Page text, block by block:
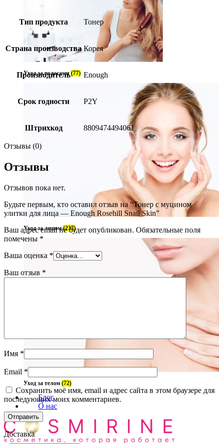
Уход за волосами (77)
Уход за лицом(237)
Уход за телом (72)
Блог
О нас
Тип продукта Тонер
Страна производства Корея
Производитель Enough
Срок годности P2Y
Штрихкод 8809474494061
Отзывы (0)
Отзывы
Отзывов пока нет.
Будьте первым, кто оставил отзыв на “Тонер с муцином
улитки для лица — Enough Rosehill Snail Skin”
Ваш адрес email не будет опубликован. Обязательные поля
помечены *
Ваша оценка *
Ваш отзыв *
Имя *
Email *
Сохранить моё имя, email и адрес сайта в этом браузере для
последующих моих комментариев.
Доставка